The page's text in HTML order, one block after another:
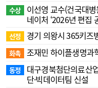
수상
이선영 교수(건국대
네이처 ‘2026년 편집
선정 경기 의왕시 365키즈
화촉 조재민 하이플생명과
동정
대구경북첨단의료산
단·빅데이터팀 신설